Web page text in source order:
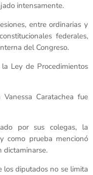
intensamente.
entre ordinarias y
federales,
del Congreso.
Ley de Procedimientos
Caratachea fue
por sus colegas, la
como prueba mencionó
dictaminarse.
los diputados no se limita